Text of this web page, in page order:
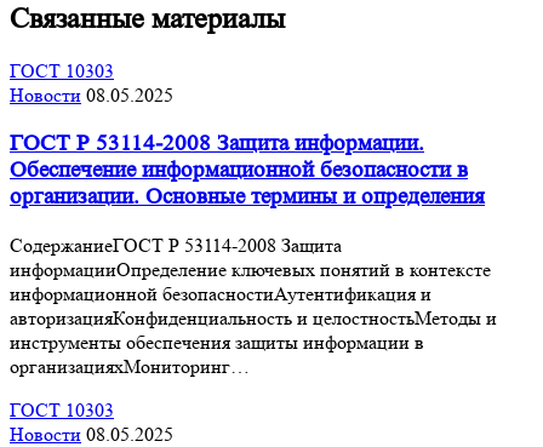
Связанные материалы
ГОСТ 10303
Новости 08.05.2025
ГОСТ Р 53114-2008 Защита информации.
Обеспечение информационной безопасности в
организации. Основные термины и определения
СодержаниеГОСТ Р 53114-2008 Защита
информацииОпределение ключевых понятий в контексте
информационной безопасностиАутентификация и
авторизацияКонфиденциальность и целостностьМетоды и
инструменты обеспечения защиты информации в
организацияхМониторинг…
ГОСТ 10303
Новости 08.05.2025